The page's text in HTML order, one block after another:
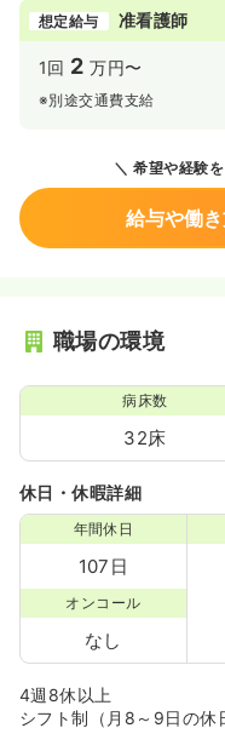
想定給与 准看護師
1回 2 万円〜
※別途交通費支給
希望や経験
給与や働
職場の環境
病床数
32床
休日・休暇詳細
年間休日
107日
オンコール
なし
4週8休以上
シフト制（月8～9日の休